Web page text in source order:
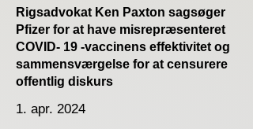
Rigsadvokat Ken Paxton sagsøger
Pfizer for at have misrepræsenteret
COVID- 19 -vaccinens effektivitet og
sammensværgelse for at censurere
offentlig diskurs
1. apr. 2024